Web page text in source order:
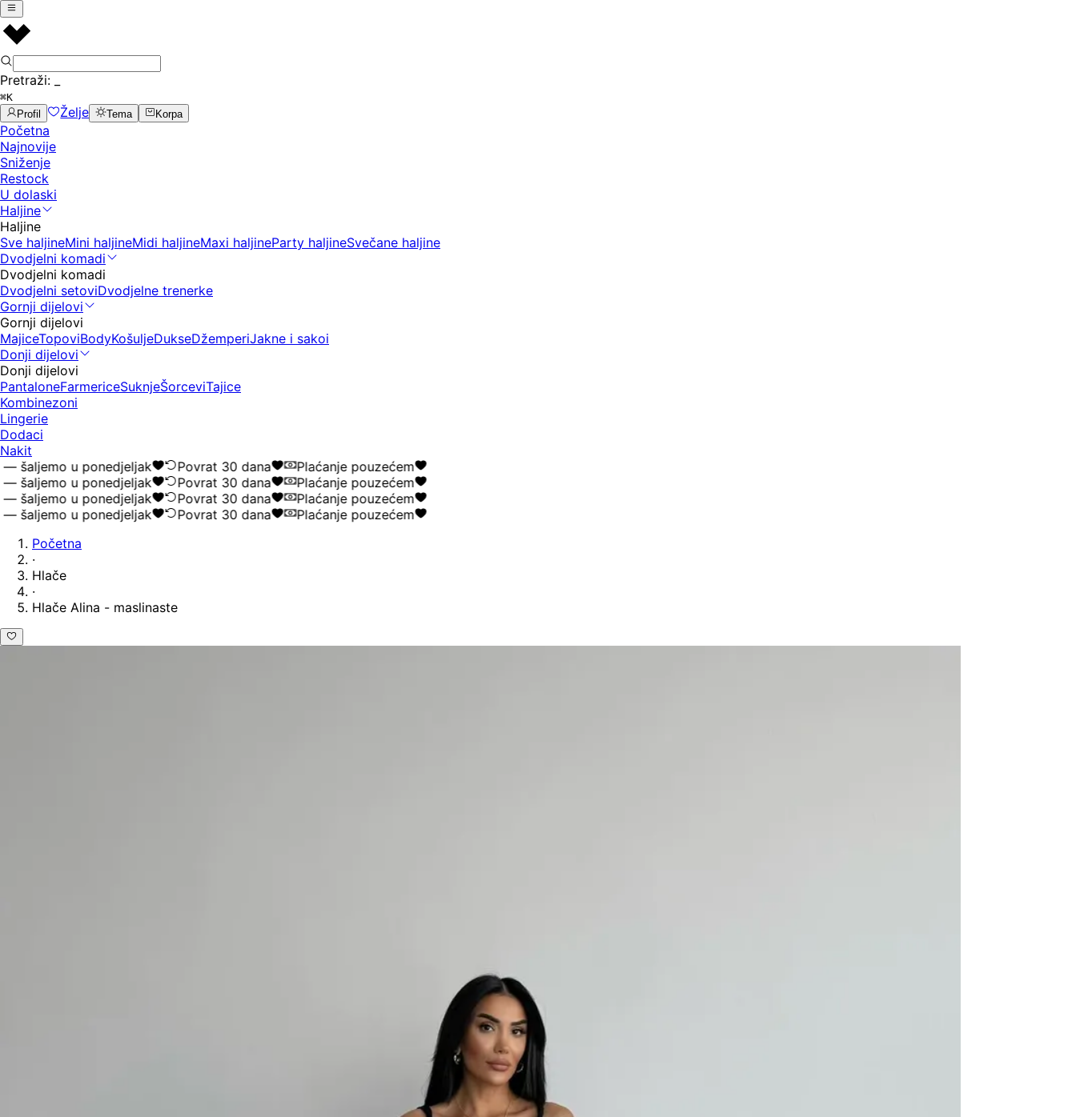
Pretraži:
⌘K
Profil
Želje Tema Korpa
Početna
Najnovije
Sniženje
Restock
U dolaski
Haljine
Haljine
Sve haljineMini haljineMidi haljineMaxi haljineParty haljineSvečane haljine
Dvodjelni komadi
Dvodjelni komadi
Dvodjelni setoviDvodjelne trenerke
Gornji dijelovi
Gornji dijelovi
MajiceTopoviBodyKošuljeDukseDžemperiJakne i sakoi
Donji dijelovi
Donji dijelovi
PantaloneFarmericeSuknjeŠorceviTajice
Kombinezoni
Lingerie
Dodaci
Nakit
u ponedjeljak
Povrat 30 dana
Plaćanje pouzećem
u ponedjeljak
Povrat 30 dana
Plaćanje pouzećem
u ponedjeljak
Povrat 30 dana
Plaćanje pouzećem
u ponedjeljak
Povrat 30 dana
Plaćanje pouzećem
Početna
·
Hlače
·
Hlače Alina - maslinaste